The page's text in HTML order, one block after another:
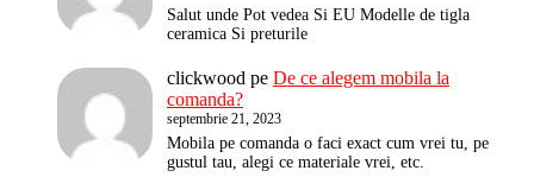
Salut unde Pot vedea Si EU Modelle de tigla
ceramica Si preturile
clickwood pe De ce alegem mobila la
comanda?
septembrie 21, 2023
Mobila pe comanda o faci exact cum vrei tu, pe
gustul tau, alegi ce materiale vrei, etc.